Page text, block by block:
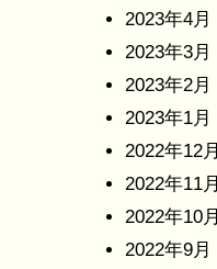
2023年4月
2023年3月
2023年2月
2023年1月
2022年12月
2022年11月
2022年10月
2022年9月